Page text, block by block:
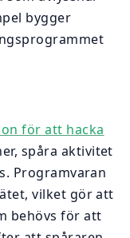
bygger
för att hacka
spåra aktivitet
Programvaran
vilket gör att
behövs för att